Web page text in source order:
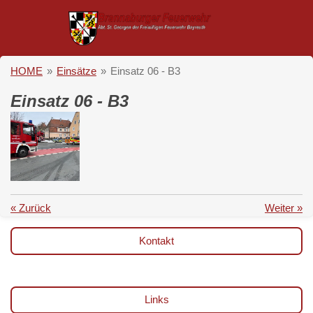
HOME » Einsätze » Einsatz 06 - B3
Einsatz 06 - B3
« Zurück Weiter »
Kontakt
Links